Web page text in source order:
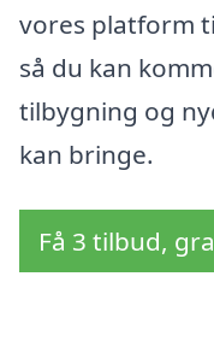
vores platform
så du kan
tilbygning og
kan bringe.
Få 3 tilbud,